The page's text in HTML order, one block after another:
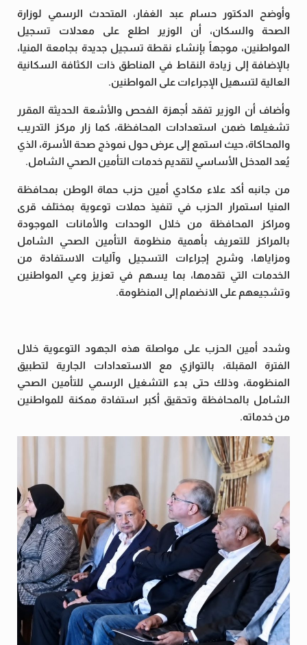
وأوضح الدكتور حسام عبد الغفار، المتحدث الرسمي لوزارة
الصحة والسكان، أن الوزير اطلع على معدلات تسجيل
المواطنين، موجهاً بإنشاء نقطة تسجيل جديدة بجامعة المنيا،
بالإضافة إلى زيادة النقاط في المناطق ذات الكثافة السكانية
العالية لتسهيل الإجراءات على المواطنين.
وأضاف أن الوزير تفقد أجهزة الفحص والأشعة الحديثة المقرر
تشغيلها ضمن استعدادات المحافظة، كما زار مركز التدريب
والمحاكاة، حيث استمع إلى عرض حول نموذج صحة الأسرة، الذي
يُعد المدخل الأساسي لتقديم خدمات التأمين الصحي الشامل.
من جانبه أكد علاء مكادي أمين حزب حماة الوطن بمحافظة
المنيا استمرار الحزب في تنفيذ حملات توعوية بمختلف قرى
ومراكز المحافظة من خلال الوحدات والأمانات الموجودة
بالمراكز للتعريف بأهمية منظومة التأمين الصحي الشامل
ومزاياها، وشرح إجراءات التسجيل وآليات الاستفادة من
الخدمات التي تقدمها، بما يسهم في تعزيز وعي المواطنين
وتشجيعهم على الانضمام إلى المنظومة.
وشدد أمين الحزب على مواصلة هذه الجهود التوعوية خلال
الفترة المقبلة، بالتوازي مع الاستعدادات الجارية لتطبيق
المنظومة، وذلك حتى بدء التشغيل الرسمي للتأمين الصحي
الشامل بالمحافظة وتحقيق أكبر استفادة ممكنة للمواطنين
من خدماته.